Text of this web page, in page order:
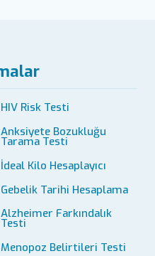
HIV Risk Testi
Anksiyete Bozukluğu
Tarama Testi
İdeal Kilo Hesaplayıcı
Gebelik Tarihi Hesaplama
Alzheimer Farkındalık
Testi
Menopoz Belirtileri Testi